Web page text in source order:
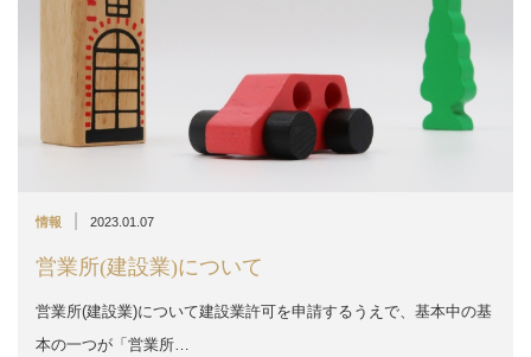
情報 2023.01.07
営業所(建設業)について
営業所(建設業)について建設業許可を申請するうえで、基本中の基
本の一つが「営業所…